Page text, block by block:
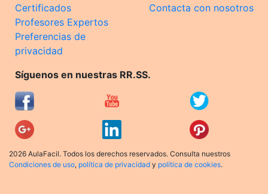
Certificados
Profesores Expertos
Preferencias de
privacidad
Contacta con nosotros
Síguenos en nuestras RR.SS.
2026 AulaFacil. Todos los derechos reservados. Consulta nuestros
Condiciones de uso, política de privacidad y política de cookies.